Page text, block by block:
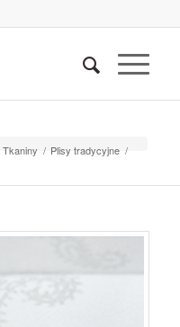
Tkaniny / Plisy tradycyjne /